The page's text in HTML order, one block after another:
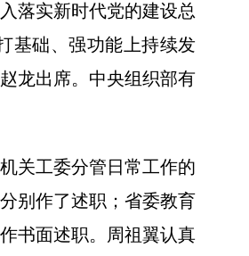
落实新时代党的建设总
基础、强功能上持续发
龙出席。中央组织部有
关工委分管日常工作的
别作了述职；省委教育
书面述职。周祖翼认真